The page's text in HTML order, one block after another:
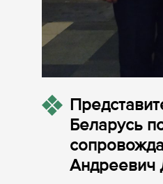
Беларусь
Андреевич